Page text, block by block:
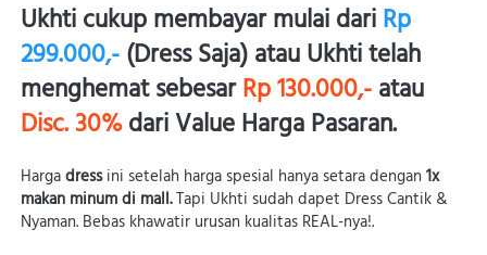
Ukhti cukup membayar mulai dari Rp
299.000,- (Dress Saja) atau Ukhti telah
menghemat sebesar Rp 130.000,- atau
Disc. 30% dari Value Harga Pasaran.
Harga dress ini setelah harga spesial hanya setara dengan 1x
makan minum di mall. Tapi Ukhti sudah dapet Dress Cantik &
Nyaman. Bebas khawatir urusan kualitas REAL-nya!.